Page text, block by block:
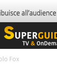
Fox